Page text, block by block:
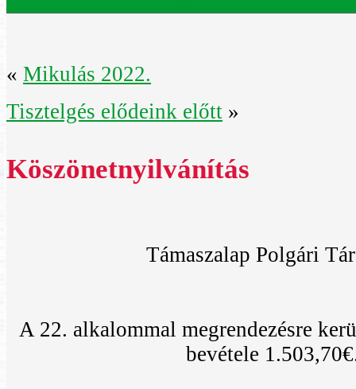
« Mikulás 2022.
Tisztelgés elődeink előtt »
Köszönetnyilvánítás
Támaszalap Polgári
A 22. alkalommal megrendezésre
bevétele